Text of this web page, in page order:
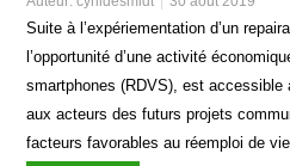
Suite à l’expériementation d’un
l’opportunité d’une activité
smartphones (RDVS), est accessible
aux acteurs des futurs projets
facteurs favorables au réemploi de